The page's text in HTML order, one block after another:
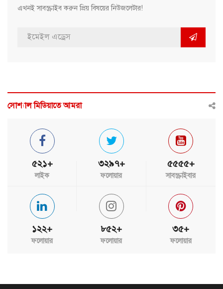
এখনই সাবস্ক্রাইব করুন প্রিয় বিষয়ের নিউজলেটার!
সোশ্যাল মিডিয়াতে আমরা
৫২১+
লাইক
৩২৯৭+
ফলোয়ার
৫৫৫৫+
সাবস্ক্রাইবার
১২২+
ফলোয়ার
৮৫২+
ফলোয়ার
৩৫+
ফলোয়ার